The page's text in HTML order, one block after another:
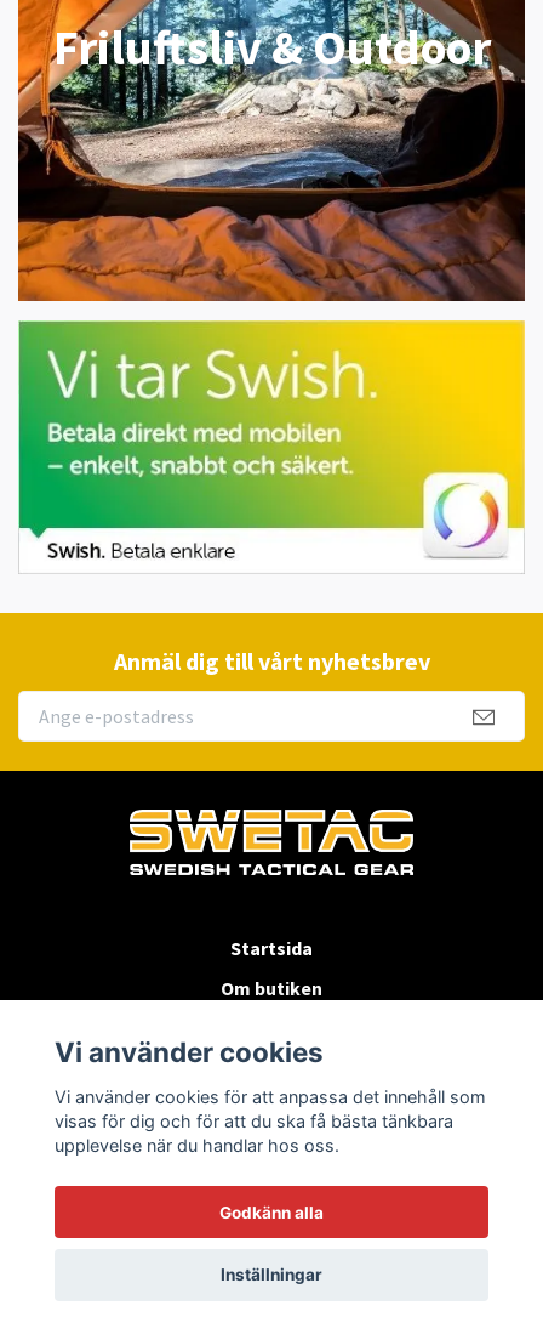
Friluftsliv & Outdoor
Anmäl dig till vårt nyhetsbrev
Startsida
Om butiken
Byten & Returer
Kontakta oss
Vi använder cookies
Vi använder cookies för att anpassa det innehåll som
visas för dig och för att du ska få bästa tänkbara
upplevelse när du handlar hos oss.
Godkänn alla
Inställningar